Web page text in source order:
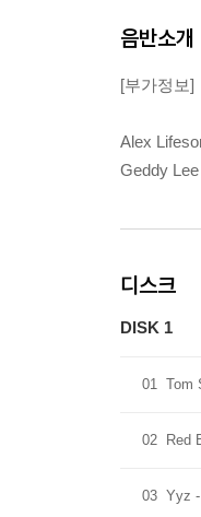
음반소개
[부가정보]
Alex
Geddy
디스크
DISK 1
01 Tom
02 Red
03 Yyz